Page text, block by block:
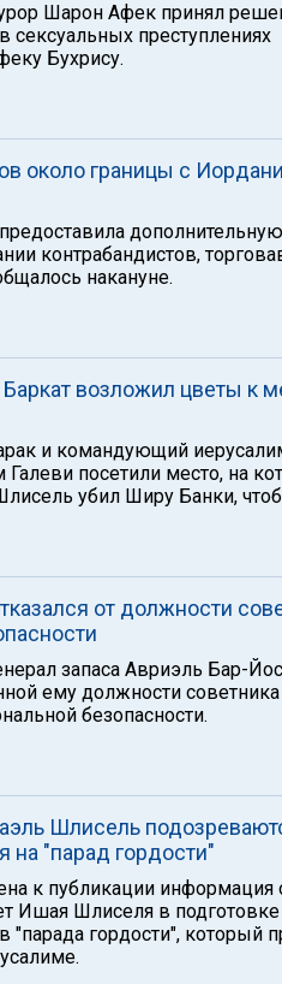
Шарон Афек принял
сексуальных преступлениях
Бухрису.
около границы с
дополнительную
контрабандистов,
накануне.
возложил цветы к
и командующий
посетили место, на
убил Ширу Банки,
от должности
запаса Авриэль Бар-
ему должности
безопасности.
Шлисель
на "парад гордости"
к публикации информация
Ишая Шлиселя в подготовке
"парада гордости", который